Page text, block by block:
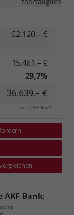
52.120,– €
15.481,– €
29,7%
36.639,– €
incl. 19% MwSt.
AKF-Bank: